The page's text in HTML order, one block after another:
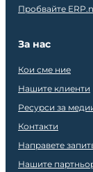
Пробвайте
За нас
Кои сме ние
Нашите клиенти
Ресурси за
Контакти
Направете
Нашите